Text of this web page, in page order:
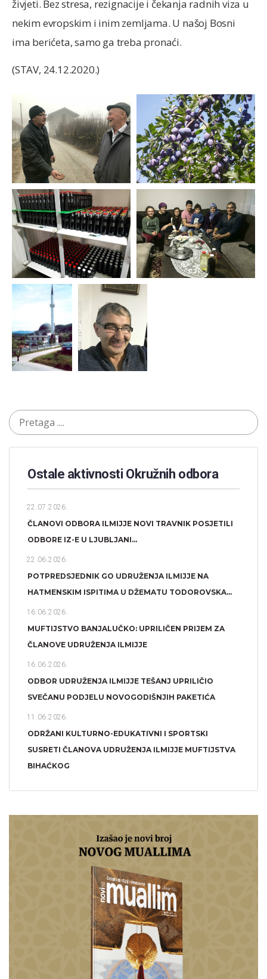
živjeti. Bez stresa, rezignacije i čekanja radnih viza u
nekim evropskim i inim zemljama. U našoj Bosni
ima berićeta, samo ga treba pronaći.
(STAV, 24.12.2020.)
Ostale aktivnosti Okružnih odbora​
22.07.2026.
ČLANOVI ODBORA ILMIJJE NOVI TRAVNIK POSJETILI
ODBORE IZ-E U LJUBLJANI...
22.06.2026.
POTPREDSJEDNIK GO UDRUŽENJA ILMIJJE NA
HATMENSKIM ISPITIMA U DŽEMATU TODOROVSKA...
16.06.2026.
MUFTIJSTVO BANJALUČKO: UPRILIČEN PRIJEM ZA
ČLANOVE UDRUŽENJA ILMIJJE
16.06.2026.
ODBOR UDRUŽENJA ILMIJJE TEŠANJ UPRILIČIO
SVEČANU PODJELU NOVOGODIŠNJIH PAKETIĆA
11.06.2026.
ODRŽANI KULTURNO-EDUKATIVNI I SPORTSKI
SUSRETI ČLANOVA UDRUŽENJA ILMIJJE MUFTIJSTVA
BIHAĆKOG